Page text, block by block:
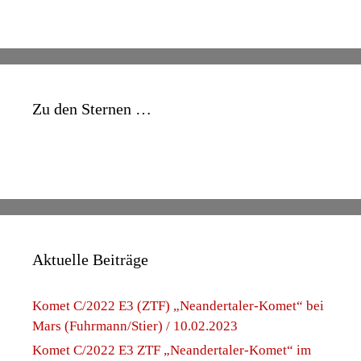
Zu den Sternen …
Aktuelle Beiträge
Komet C/2022 E3 (ZTF) „Neandertaler-Komet“ bei
Mars (Fuhrmann/Stier) / 10.02.2023
Komet C/2022 E3 ZTF „Neandertaler-Komet“ im